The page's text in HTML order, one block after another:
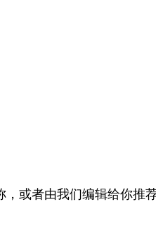
或者由我们编辑给你推